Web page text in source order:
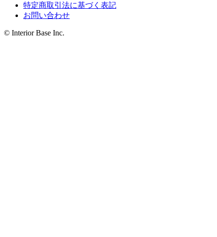
特定商取引法に基づく表記
お問い合わせ
© Interior Base Inc.